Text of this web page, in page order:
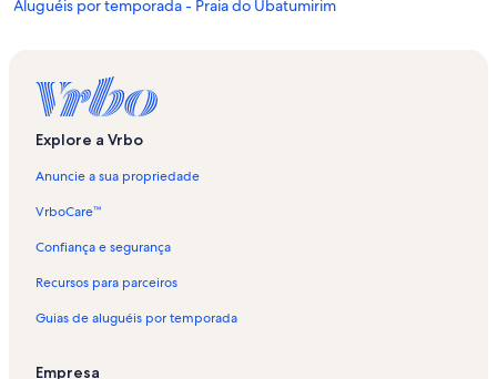
Aluguéis por temporada - Praia do Ubatumirim
Aluguéis por temporada - Praia do Português
Aluguéis por temporada - Praia do Cirilo
Aluguéis por temporada - Ilha do Prumirim
Aluguéis por temporada - Praia da Almada
Aluguéis por temporada - Praia da Fazenda
Aluguéis por temporada - Almada
Aluguéis por temporada - Praia Picinguaba
Explore a Vrbo
Anuncie a sua propriedade
VrboCare™
Confiança e segurança
Recursos para parceiros
Guias de aluguéis por temporada
Empresa